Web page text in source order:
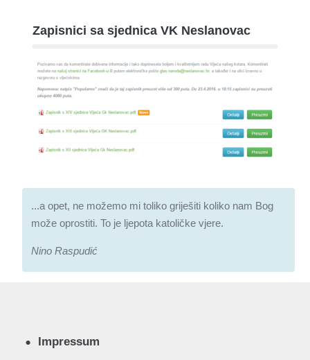
Zapisnici sa sjednica VK Neslanovac
...a opet, ne možemo mi toliko griješiti koliko nam Bog
može oprostiti. To je ljepota katoličke vjere.
Nino Raspudić
Impressum